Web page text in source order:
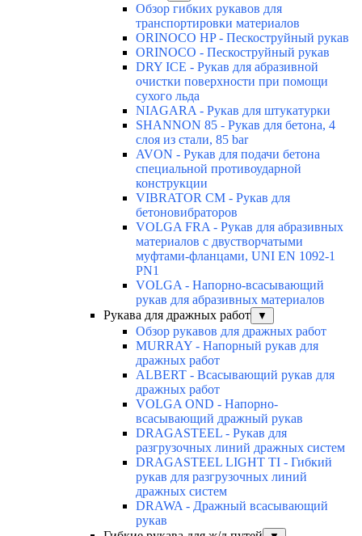
Обзор гибких рукавов для
транспортировки материалов
ORINOCO HP - Пескоструйный рукав
ORINOCO - Пескоструйный рукав
DRY ICE - Рукав для абразивной
очистки поверхности при помощи
сухого льда
NIAGARA - Рукав для штукатурки
SHANNON 85 - Рукав для бетона, 4
слоя из стали, 85 bar
AVON - Рукав для подачи бетона
специальной противоударной
конструкции
VIBRATOR CM - Рукав для
бетоновибраторов
VOLGA FRA - Рукав для абразивных
материалов с двустворчатыми
муфтами-фланцами, UNI EN 1092-1
PN1
VOLGA - Напорно-всасывающий
рукав для абразивных материалов
Рукава для дражных работ
▼
Обзор рукавов для дражных работ
MURRAY - Напорный рукав для
дражных работ
ALBERT - Всасывающий рукав для
дражных работ
VOLGA OND - Напорно-
всасывающий дражный рукав
DRAGASTEEL - Рукав для
разгрузочных линий дражных систем
DRAGASTEEL LIGHT TI - Гибкий
рукав для разгрузочных линий
дражных систем
DRAWA - Дражный всасывающий
рукав